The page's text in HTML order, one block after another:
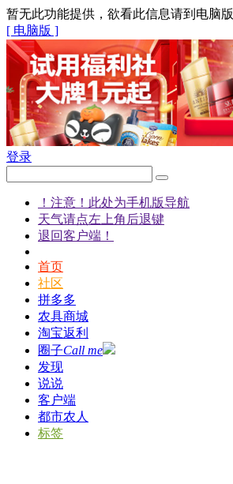
暂无此功能提供，欲看此信息请到电脑版
[ 电脑版 ]
登录
！注意！此处为手机版导航
天气请点左上角后退键
退回客户端！
首页
社区
拼多多
农具商城
淘宝返利
圈子Call me
发现
说说
客户端
都市农人
标签